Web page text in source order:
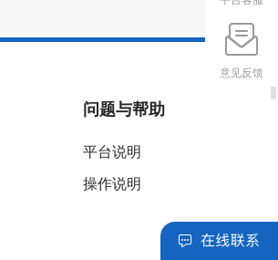
意见反馈
问题与帮助
平台说明
操作说明